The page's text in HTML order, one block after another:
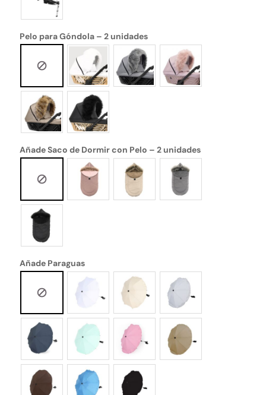
Pelo para Góndola – 2 unidades
Añade Saco de Dormir con Pelo – 2 unidades
Añade Paraguas